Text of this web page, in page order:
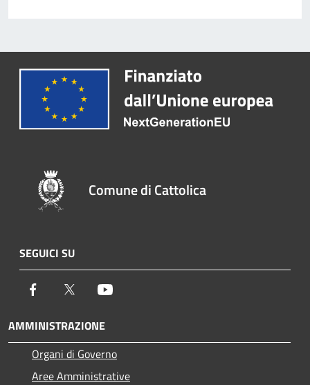
Comune di Cattolica
SEGUICI SU
Facebook Twitter
AMMINISTRAZIONE
Organi di Governo
Aree Amministrative